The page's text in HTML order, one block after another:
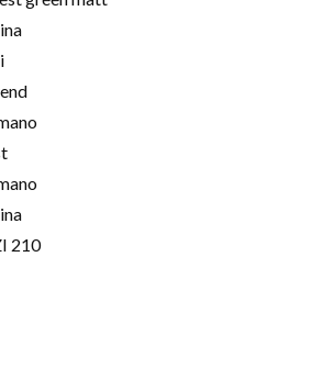
210